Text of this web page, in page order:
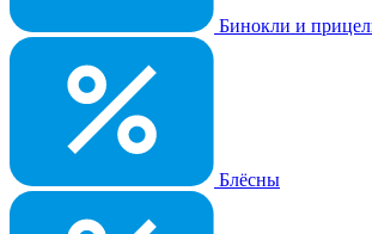
Бинокли и
Блёсны